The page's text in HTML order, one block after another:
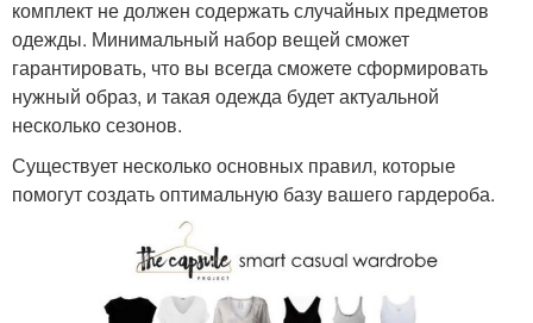
комплект не должен содержать случайных предметов
одежды. Минимальный набор вещей сможет
гарантировать, что вы всегда сможете сформировать
нужный образ, и такая одежда будет актуальной
несколько сезонов.
Существует несколько основных правил, которые
помогут создать оптимальную базу вашего гардероба.